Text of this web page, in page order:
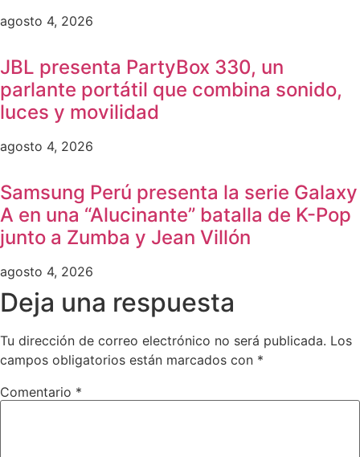
agosto 4, 2026
JBL presenta PartyBox 330, un
parlante portátil que combina sonido,
luces y movilidad
agosto 4, 2026
Samsung Perú presenta la serie Galaxy
A en una “Alucinante” batalla de K-Pop
junto a Zumba y Jean Villón
agosto 4, 2026
Deja una respuesta
Tu dirección de correo electrónico no será publicada. Los
campos obligatorios están marcados con *
Comentario *